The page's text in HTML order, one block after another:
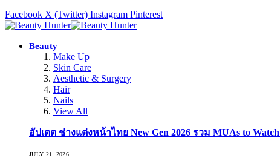
Facebook X (Twitter) Instagram Pinterest
Beauty
Make Up
Skin Care
Aesthetic & Surgery
Hair
Nails
View All
อัปเดต ช่างแต่งหน้าไทย New Gen 2026 รวม MUAs to
JULY 21, 2026